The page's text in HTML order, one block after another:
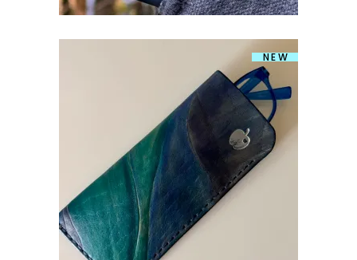
NEW
PRILLITASKU SINISED
€ 29.90